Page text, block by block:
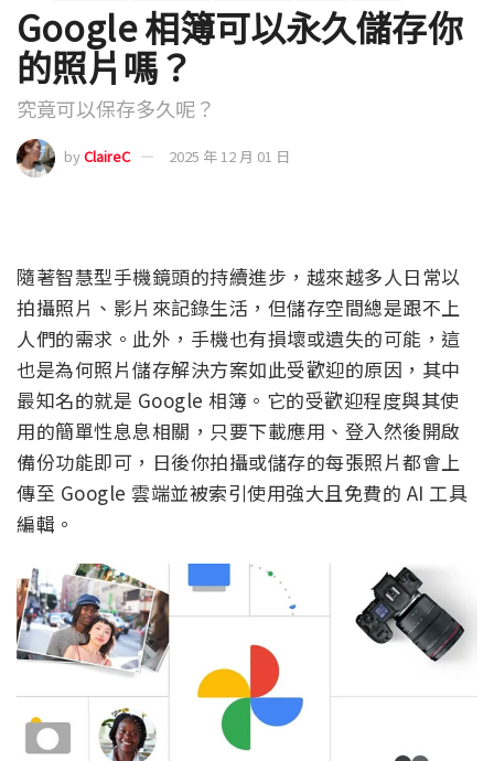
Google 相簿可以永久儲存你
的照片嗎？
究竟可以保存多久呢？
byClaireC 2025 年 12 月 01 日
隨著智慧型手機鏡頭的持續進步，越來越多人日常以
拍攝照片、影片來記錄生活，但儲存空間總是跟不上
人們的需求。此外，手機也有損壞或遺失的可能，這
也是為何照片儲存解決方案如此受歡迎的原因，其中
最知名的就是 Google 相簿。它的受歡迎程度與其使
用的簡單性息息相關，只要下載應用、登入然後開啟
備份功能即可，日後你拍攝或儲存的每張照片都會上
傳至 Google 雲端並被索引使用強大且免費的 AI 工具
編輯。